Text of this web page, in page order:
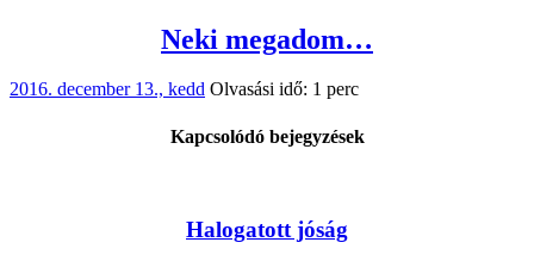
Neki megadom…
2016. december 13., kedd Olvasási idő: 1 perc
Kapcsolódó bejegyzések
Halogatott jóság